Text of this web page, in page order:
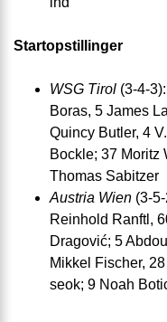
Startopstillinger
WSG Tirol (3-4-
Boras, 5 James
Quincy Butler, 4
Bockle; 37 Moritz
Thomas Sabitzer
Austria Wien (3-
Reinhold Ranftl,
Dragović; 5
Mikkel Fischer,
seok; 9 Noah